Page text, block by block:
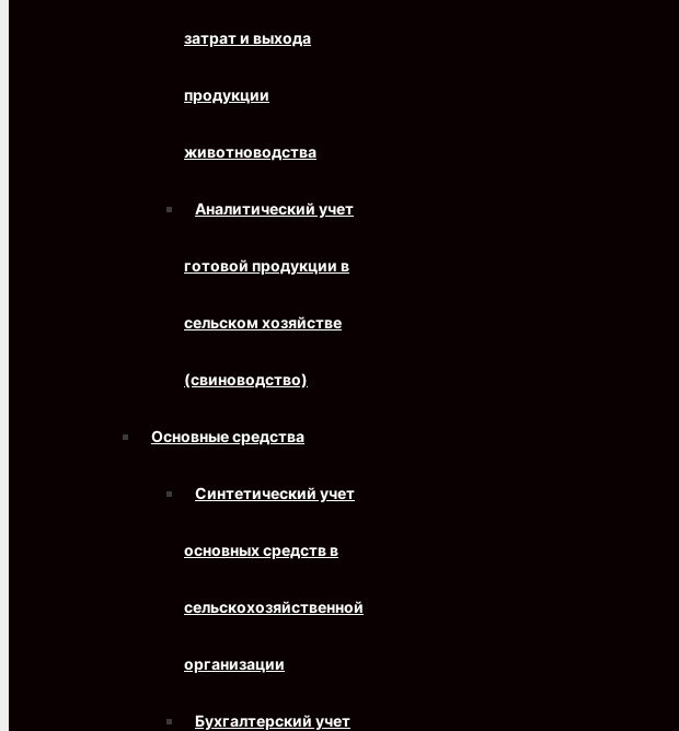
затрат и выхода
продукции
животноводства
Аналитический учет
готовой продукции в
сельском хозяйстве
(свиноводство)
Основные средства
Синтетический учет
основных средств в
сельскохозяйственной
организации
Бухгалтерский учет